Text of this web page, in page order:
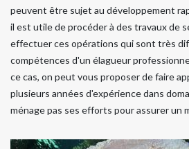
peuvent être sujet au développement
il est utile de procéder à des travaux de
effectuer ces opérations qui sont très
compétences d'un élagueur
ce cas, on peut vous proposer de faire
plusieurs années d'expérience dans
ménage pas ses efforts pour assurer un